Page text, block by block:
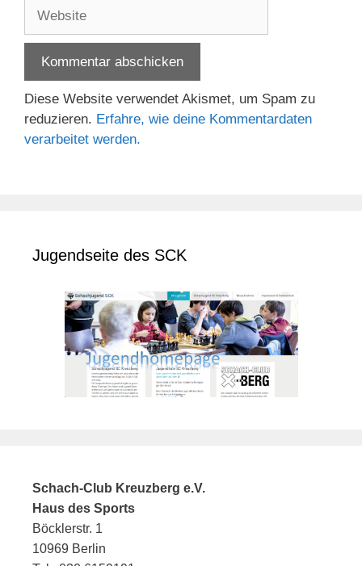
Diese Website verwendet Akismet, um Spam zu
reduzieren. Erfahre, wie deine Kommentardaten
verarbeitet werden.
Jugendseite des SCK
Schach-Club Kreuzberg e.V.
Haus des Sports
Böcklerstr. 1
10969 Berlin